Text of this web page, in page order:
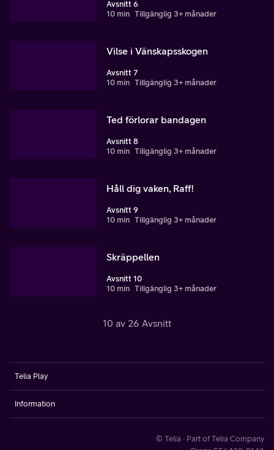
Avsnitt 6
10 min Tillgänglig 3+ månader
Vilse i Vänskapsskogen
Avsnitt 7
10 min Tillgänglig 3+ månader
Ted förlorar bandagen
Avsnitt 8
10 min Tillgänglig 3+ månader
Håll dig vaken, Raff!
Avsnitt 9
10 min Tillgänglig 3+ månader
Skräppellen
Avsnitt 10
10 min Tillgänglig 3+ månader
10 av 26 Avsnitt
Telia Play
Information
© Telia · Part of Telia Company